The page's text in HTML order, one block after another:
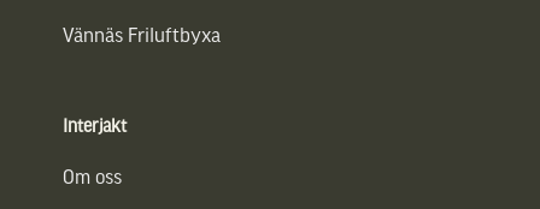
Vännäs Friluftbyxa
Interjakt
Om oss